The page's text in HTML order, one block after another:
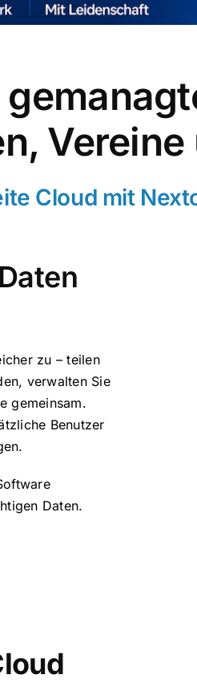
Cloud mit
zu – teilen
verwalten Sie
gemeinsam.
Benutzer
Daten.